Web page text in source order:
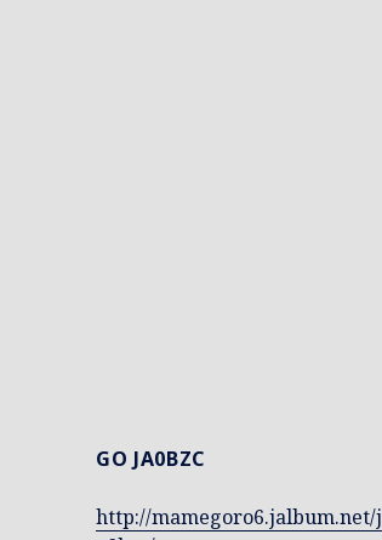
GO JA0BZC
http://mamegoro6.jalbum.net/j